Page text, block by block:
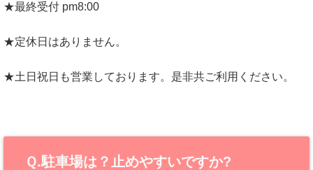
★最終受付 pm8:00
★定休日はありません。
★土日祝日も営業しております。是非共ご利用ください。
Ｑ.駐車場は？止めやすいですか?